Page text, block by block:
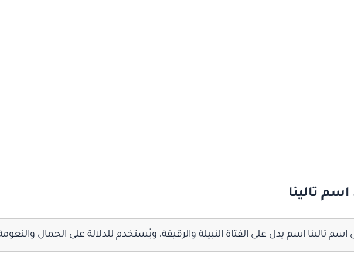
تالينا
اسم تالينا اسم يدل على الفتاة النبيلة والرقيقة، ويُستخدم للدلالة على الجمال والنعومة